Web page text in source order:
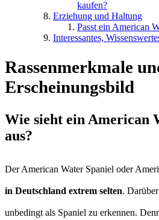
kaufen?
Erziehung und Haltung
Passt ein American
Interessantes,
Rassenmerkmale
Erscheinungsbild
Wie sieht ein American
aus?
Der American Water Spaniel oder
in Deutschland extrem selten.
unbedingt als Spaniel zu erkennen.